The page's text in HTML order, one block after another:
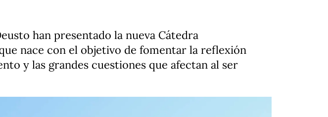
han presentado la nueva Cátedra
nace con el objetivo de fomentar la reflexión
y las grandes cuestiones que afectan al ser